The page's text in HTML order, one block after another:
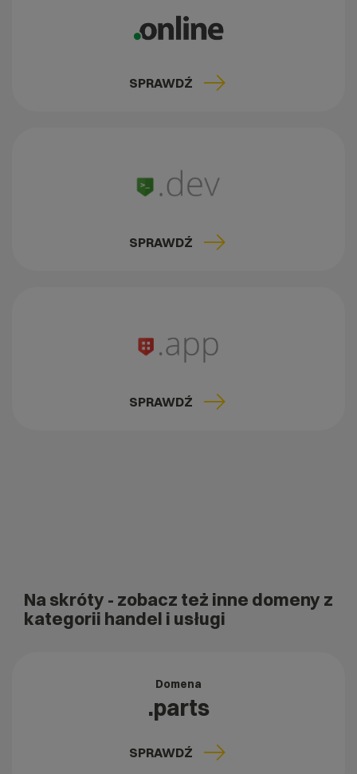
SPRAWDŹ
SPRAWDŹ
SPRAWDŹ
Na skróty - zobacz też inne domeny z
kategorii handel i usługi
Domena
.parts
SPRAWDŹ